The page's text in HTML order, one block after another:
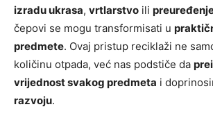
izradu ukrasa, vrtlarstvo ili
čepovi se mogu transformisati u
predmete. Ovaj pristup reciklaži ne
količinu otpada, već nas podstiče da
vrijednost svakog predmeta i
razvoju.